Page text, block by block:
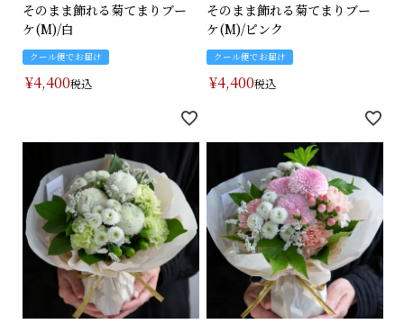
そのまま飾れる菊てまりブー
ケ(M)/白
クール便でお届け
¥4,400税込
そのまま飾れる菊てまりブー
ケ(M)/ピンク
クール便でお届け
¥4,400税込